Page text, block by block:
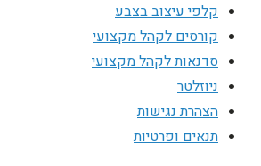
קלפי עיצוב בצבע
קורסים לקהל מקצועי
סדנאות לקהל מקצועי
ניוזלטר
הצהרת נגישות
תנאים ופרטיות